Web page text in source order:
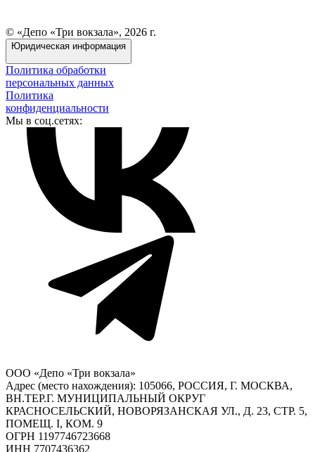
© «Депо «Три вокзала», 2026 г.
Юридическая информация
Политика обработки
персональных данных
Политика
конфиденциальности
Мы в соц.сетях:
ООО «Депо «Три вокзала»
Адрес (место нахождения): 105066, РОССИЯ, Г. МОСКВА,
ВН.ТЕР.Г. МУНИЦИПАЛЬНЫЙ ОКРУГ
КРАСНОСЕЛЬСКИЙ, НОВОРЯЗАНСКАЯ УЛ., Д. 23, СТР. 5,
ПОМЕЩ. I, КОМ. 9
ОГРН 1197746723668
ИНН 7707436362